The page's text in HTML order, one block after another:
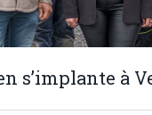
s’implante à